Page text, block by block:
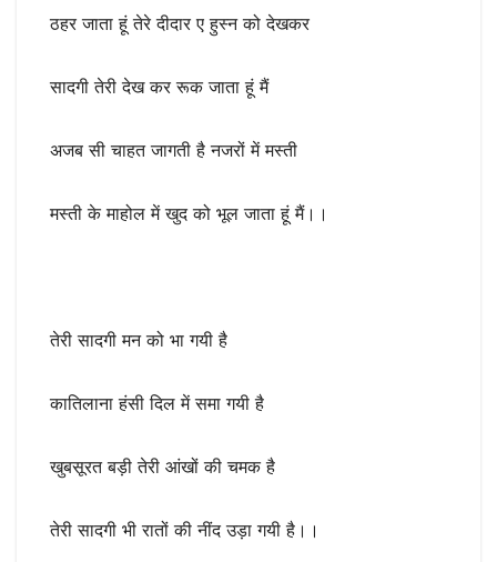
ठहर जाता हूं तेरे दीदार ए हुस्न को देखकर
सादगी तेरी देख कर रूक जाता हूं मैं
अजब सी चाहत जागती है नजरों में मस्ती
मस्ती के माहोल में खुद को भूल जाता हूं मैं।।
तेरी सादगी मन को भा गयी है
कातिलाना हंसी दिल में समा गयी है
खुबसूरत बड़ी तेरी आंखों की चमक है
तेरी सादगी भी रातों की नींद उड़ा गयी है।।